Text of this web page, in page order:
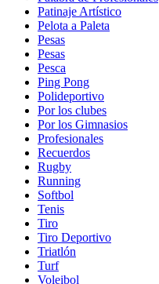
Patinaje Artístico
Pelota a Paleta
Pesas
Pesas
Pesca
Ping Pong
Polideportivo
Por los clubes
Por los Gimnasios
Profesionales
Recuerdos
Rugby
Running
Softbol
Tenis
Tiro
Tiro Deportivo
Triatlón
Turf
Voleibol